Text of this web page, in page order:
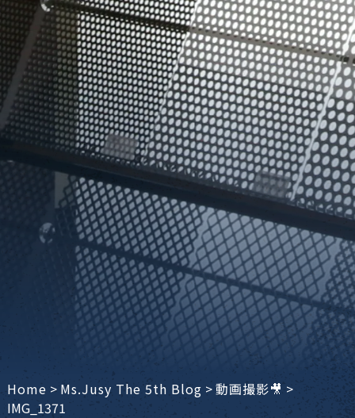
Home > Ms.Jusy The 5th Blog >動画撮影🎥 >
IMG_1371